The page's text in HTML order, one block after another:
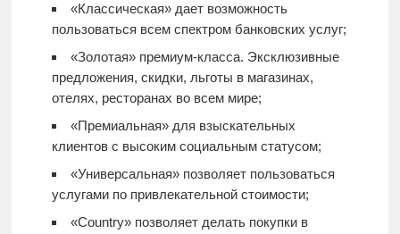
«Классическая» дает возможность
пользоваться всем спектром банковских услуг;
«Золотая» премиум-класса. Эксклюзивные
предложения, скидки, льготы в магазинах,
отелях, ресторанах во всем мире;
«Премиальная» для взыскательных
клиентов с высоким социальным статусом;
«Универсальная» позволяет пользоваться
услугами по привлекательной стоимости;
«Country» позволяет делать покупки в